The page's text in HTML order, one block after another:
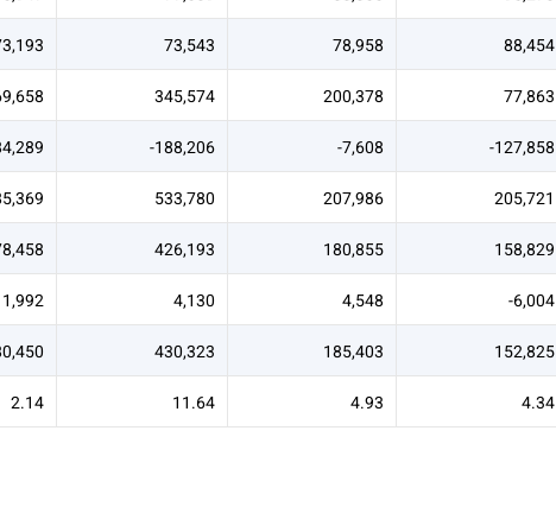
88,454
78,958
73,543
77,863
200,378
345,574
-127,858
-7,608
-188,206
205,721
207,986
533,780
158,829
180,855
426,193
-6,004
4,548
4,130
1,992
152,825
185,403
430,323
4.34
4.93
11.64
2.14